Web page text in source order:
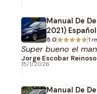
Manual De
2021) Español
5.0 1
Super bueno el
Jorge Escobar Reinoso
15/1/2026
Manual De